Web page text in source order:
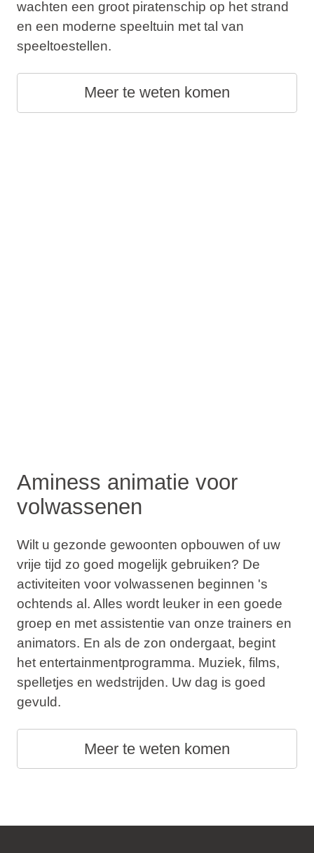
wachten een groot piratenschip op het strand
en een moderne speeltuin met tal van
speeltoestellen.
Meer te weten komen
Aminess animatie voor
volwassenen
Wilt u gezonde gewoonten opbouwen of uw
vrije tijd zo goed mogelijk gebruiken? De
activiteiten voor volwassenen beginnen 's
ochtends al. Alles wordt leuker in een goede
groep en met assistentie van onze trainers en
animators. En als de zon ondergaat, begint
het entertainmentprogramma. Muziek, films,
spelletjes en wedstrijden. Uw dag is goed
gevuld.
Meer te weten komen